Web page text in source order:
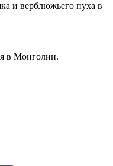
и верблюжьего пуха в
в Монголии.